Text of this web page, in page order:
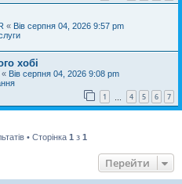
« Вів серпня 04, 2026 9:57 pm
хобі
« Вів серпня 04, 2026 9:08 pm
1 4 5 6 7
• Сторінка 1 з 1
Перейти